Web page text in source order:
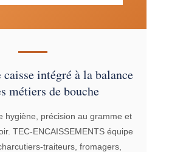
intégré à la balance
métiers de bouche
hygiène, précision au gramme et
TEC-ENCAISSEMENTS équipe
traiteurs, fromagers,